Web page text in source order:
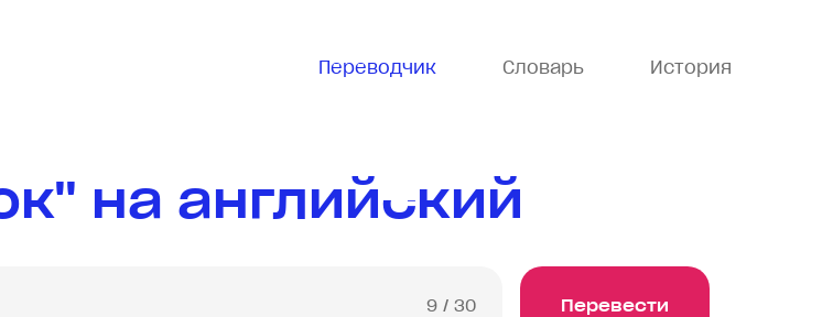
Переводчик Словарь История
на английский
9 / 30 Перевести